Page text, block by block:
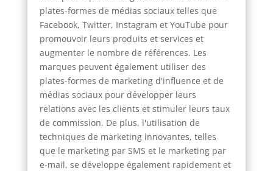
plates-formes de médias sociaux telles que
Facebook, Twitter, Instagram et YouTube pour
promouvoir leurs produits et services et
augmenter le nombre de références. Les
marques peuvent également utiliser des
plates-formes de marketing d'influence et de
médias sociaux pour développer leurs
relations avec les clients et stimuler leurs taux
de commission. De plus, l'utilisation de
techniques de marketing innovantes, telles
que le marketing par SMS et le marketing par
e-mail, se développe également rapidement et